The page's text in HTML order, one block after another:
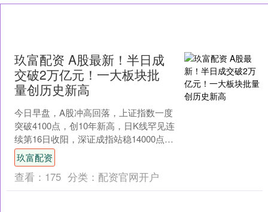
玖富配资 A股最新！半日成
交破2万亿元！一大板块批
量创历史新高
今日早盘，A股冲高回落，上证指数一度
突破4100点，创10年新高，日K线罕见连
续第16日收阳，深证成指站稳14000点，
也创4年新高，创业板指、科创50、北证
5....
玖富配资
查看： 175 分类： 配资官网开户